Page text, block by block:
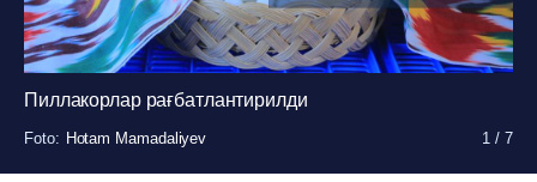
Пиллакорлар рағбатлантирилди
Foto: Hotam Mamadaliyev 1 /7
Foto: Hotam Mamadaliyev 1 /7
Foto: Hotam Mamadaliyev 1 /7
Foto: Hotam Mamadaliyev 1 /7
Foto: Hotam Mamadaliyev 1 /7
Foto: Hotam Mamadaliyev 1 /7
Foto: Hotam Mamadaliyev 1 /7